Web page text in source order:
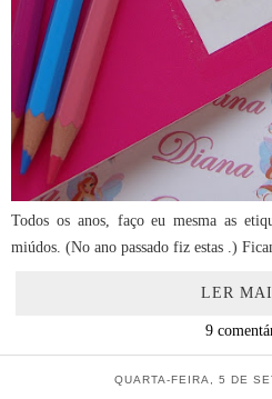
Todos os anos, faço eu mesma as
miúdos. (No ano passado fiz estas .)
LER
9
QUARTA-FEIRA, 5 DE